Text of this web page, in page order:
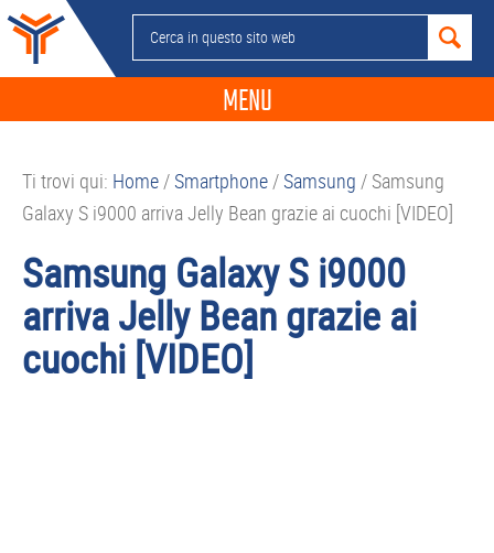
Passa
alla
navigazione
Passa
contenuto
Passa
alla
barra
Passa
piè
Cerca
in
sito
MENU
GUIDE ACQUISTO
SMARTPHONE
TABLET
APP
Ti trovi qui: Home/Smartphone/Samsung / Samsung
Galaxy S i9000 arriva Jelly Bean grazie ai cuochi [VIDEO]
Samsung Galaxy S i9000
arriva Jelly Bean grazie ai
cuochi [VIDEO]